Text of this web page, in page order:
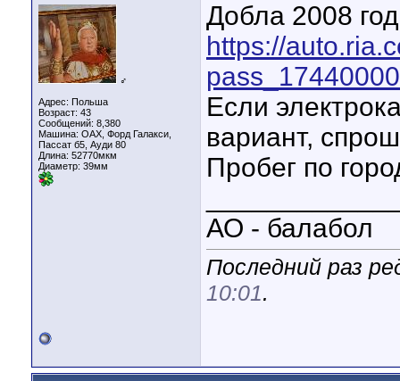
♂
Адрес: Польша
Возраст: 43
Сообщений: 8,380
Машина: ОАХ, Форд Галакси,
Пассат б5, Ауди 80
Длина: 52770мкм
Диаметр: 39мм
Добла 2008
https://
Если
вариант,
Пробег по
АО - балабол
Последний раз
10:01.